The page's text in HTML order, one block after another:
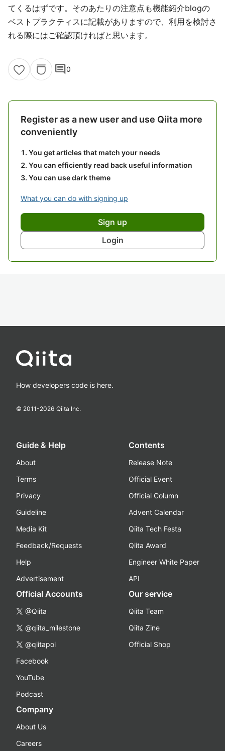
てくるはずです。そのあたりの注意点も機能紹介blogの
ベストプラクティスに記載がありますので、利用を検討さ
れる際にはご確認頂ければと思います。
comment0
Register as a new user and use Qiita more
conveniently
You get articles that match your needs
You can efficiently read back useful information
You can use dark theme
What you can do with signing up
Sign up
Login
How developers code is here.
© 2011-2026 Qiita Inc.
Guide & Help
About
Terms
Privacy
Guideline
Media Kit
Feedback/Requests
Help
Advertisement
Contents
Release Note
Official Event
Official Column
Advent Calendar
Qiita Tech Festa
Qiita Award
Engineer White Paper
API
Official Accounts
@Qiita
@qiita_milestone
@qiitapoi
Facebook
YouTube
Podcast
Our service
Qiita Team
Qiita Zine
Official Shop
Company
About Us
Careers